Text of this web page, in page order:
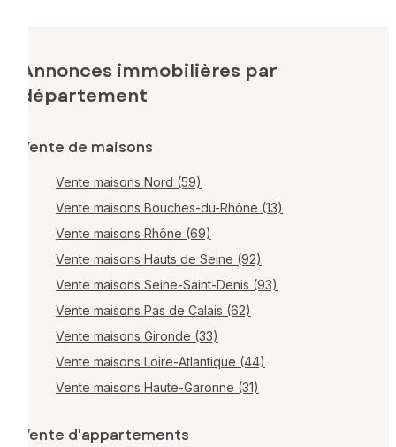
Annonces immobilières par
département
Vente de maisons
Vente maisons Nord (59)
Vente maisons Bouches-du-Rhône (13)
Vente maisons Rhône (69)
Vente maisons Hauts de Seine (92)
Vente maisons Seine-Saint-Denis (93)
Vente maisons Pas de Calais (62)
Vente maisons Gironde (33)
Vente maisons Loire-Atlantique (44)
Vente maisons Haute-Garonne (31)
Vente d'appartements